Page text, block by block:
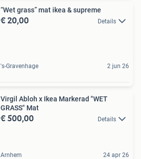
“Wet grass” mat ikea & supreme
€ 20,00 Details
's-Gravenhage 2 jun 26
Virgil Abloh x Ikea Markerad "WET
GRASS" Mat
€ 500,00 Details
Arnhem 24 apr 26